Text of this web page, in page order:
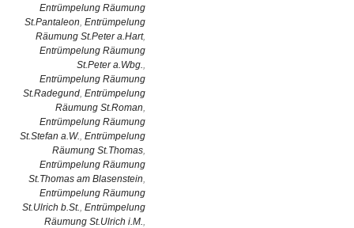
Entrümpelung Räumung
St.Pantaleon, Entrümpelung
Räumung St.Peter a.Hart,
Entrümpelung Räumung
St.Peter a.Wbg.,
Entrümpelung Räumung
St.Radegund, Entrümpelung
Räumung St.Roman,
Entrümpelung Räumung
St.Stefan a.W., Entrümpelung
Räumung St.Thomas,
Entrümpelung Räumung
St.Thomas am Blasenstein,
Entrümpelung Räumung
St.Ulrich b.St., Entrümpelung
Räumung St.Ulrich i.M.,